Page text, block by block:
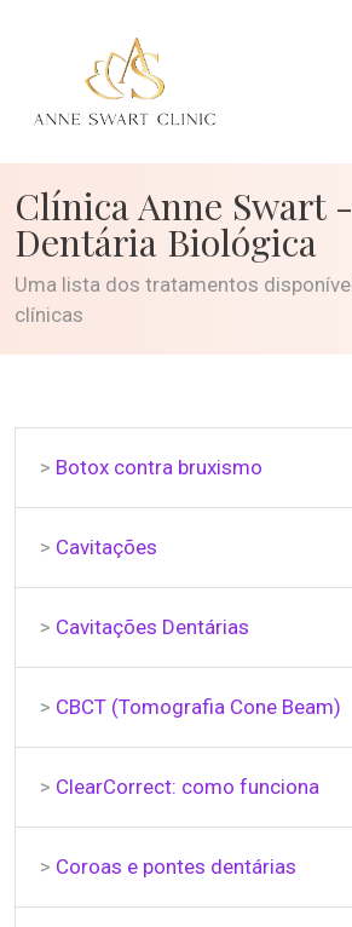
Clínica Anne Swart
Dentária Biológica
Uma lista dos tratamentos
clínicas
> Botox contra bruxismo
> Cavitações
> Cavitações Dentárias
> CBCT (Tomografia Cone Beam)
> ClearCorrect: como funciona
> Coroas e pontes dentárias